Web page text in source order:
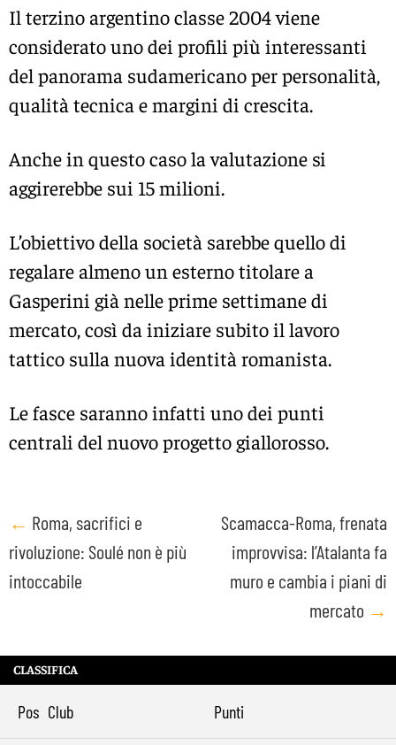
Il terzino argentino classe 2004 viene
considerato uno dei profili più interessanti
del panorama sudamericano per personalità,
qualità tecnica e margini di crescita.
Anche in questo caso la valutazione si
aggirerebbe sui 15 milioni.
L’obiettivo della società sarebbe quello di
regalare almeno un esterno titolare a
Gasperini già nelle prime settimane di
mercato, così da iniziare subito il lavoro
tattico sulla nuova identità romanista.
Le fasce saranno infatti uno dei punti
centrali del nuovo progetto giallorosso.
Post
navigation
← Roma, sacrifici e
rivoluzione: Soulé non è più
intoccabile
Scamacca-Roma, frenata
improvvisa: l’Atalanta fa
muro e cambia i piani di
mercato →
CLASSIFICA
Pos Club Punti